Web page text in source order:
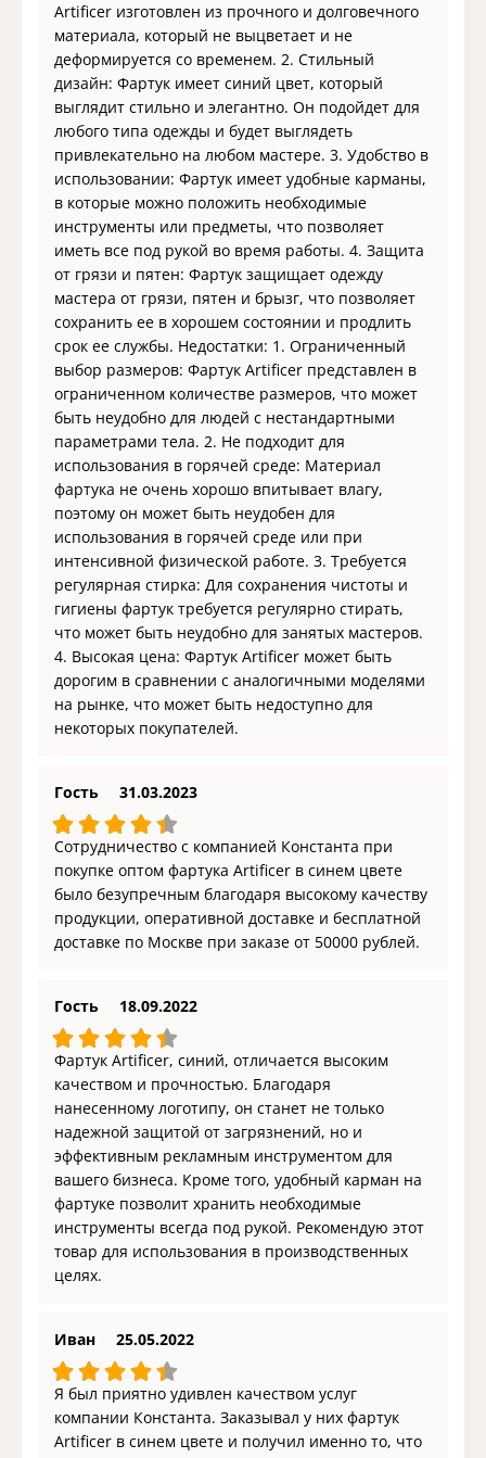
Artificer изготовлен из прочного и долговечного
материала, который не выцветает и не
деформируется со временем. 2. Стильный
дизайн: Фартук имеет синий цвет, который
выглядит стильно и элегантно. Он подойдет для
любого типа одежды и будет выглядеть
привлекательно на любом мастере. 3. Удобство в
использовании: Фартук имеет удобные карманы,
в которые можно положить необходимые
инструменты или предметы, что позволяет
иметь все под рукой во время работы. 4. Защита
от грязи и пятен: Фартук защищает одежду
мастера от грязи, пятен и брызг, что позволяет
сохранить ее в хорошем состоянии и продлить
срок ее службы. Недостатки: 1. Ограниченный
выбор размеров: Фартук Artificer представлен в
ограниченном количестве размеров, что может
быть неудобно для людей с нестандартными
параметрами тела. 2. Не подходит для
использования в горячей среде: Материал
фартука не очень хорошо впитывает влагу,
поэтому он может быть неудобен для
использования в горячей среде или при
интенсивной физической работе. 3. Требуется
регулярная стирка: Для сохранения чистоты и
гигиены фартук требуется регулярно стирать,
что может быть неудобно для занятых мастеров.
4. Высокая цена: Фартук Artificer может быть
дорогим в сравнении с аналогичными моделями
на рынке, что может быть недоступно для
некоторых покупателей.
Гость 31.03.2023
Сотрудничество с компанией Константа при
покупке оптом фартука Artificer в синем цвете
было безупречным благодаря высокому качеству
продукции, оперативной доставке и бесплатной
доставке по Москве при заказе от 50000 рублей.
Гость 18.09.2022
Фартук Artificer, синий, отличается высоким
качеством и прочностью. Благодаря
нанесенному логотипу, он станет не только
надежной защитой от загрязнений, но и
эффективным рекламным инструментом для
вашего бизнеса. Кроме того, удобный карман на
фартуке позволит хранить необходимые
инструменты всегда под рукой. Рекомендую этот
товар для использования в производственных
целях.
Иван 25.05.2022
Я был приятно удивлен качеством услуг
компании Константа. Заказывал у них фартук
Artificer в синем цвете и получил именно то, что